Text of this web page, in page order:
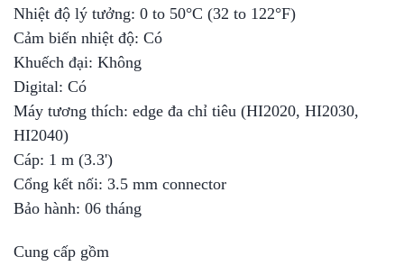
Nhiệt độ lý tưởng: 0 to 50°C (32 to 122°F)
Cảm biến nhiệt độ: Có
Khuếch đại: Không
Digital: Có
Máy tương thích: edge đa chỉ tiêu (HI2020, HI2030,
HI2040)
Cáp: 1 m (3.3')
Cổng kết nối: 3.5 mm connector
Bảo hành: 06 tháng
Cung cấp gồm